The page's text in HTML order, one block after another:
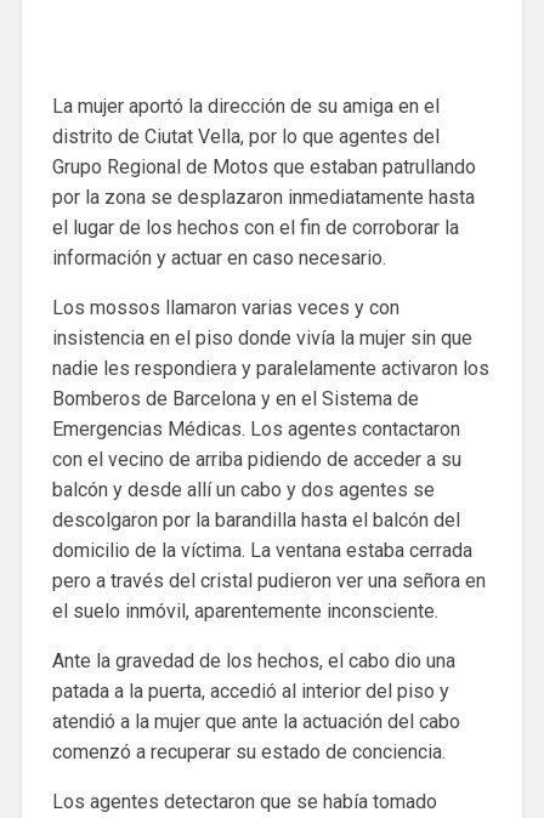
La mujer aportó la dirección de su amiga en el
distrito de Ciutat Vella, por lo que agentes del
Grupo Regional de Motos que estaban patrullando
por la zona se desplazaron inmediatamente hasta
el lugar de los hechos con el fin de corroborar la
información y actuar en caso necesario.
Los mossos llamaron varias veces y con
insistencia en el piso donde vivía la mujer sin que
nadie les respondiera y paralelamente activaron los
Bomberos de Barcelona y en el Sistema de
Emergencias Médicas. Los agentes contactaron
con el vecino de arriba pidiendo de acceder a su
balcón y desde allí un cabo y dos agentes se
descolgaron por la barandilla hasta el balcón del
domicilio de la víctima. La ventana estaba cerrada
pero a través del cristal pudieron ver una señora en
el suelo inmóvil, aparentemente inconsciente.
Ante la gravedad de los hechos, el cabo dio una
patada a la puerta, accedió al interior del piso y
atendió a la mujer que ante la actuación del cabo
comenzó a recuperar su estado de conciencia.
Los agentes detectaron que se había tomado